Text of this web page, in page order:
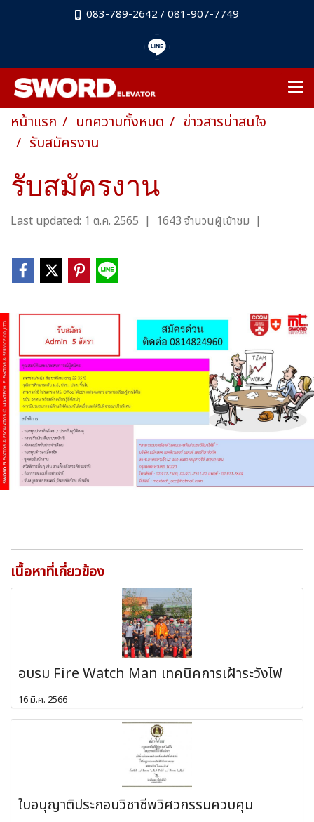
083-789-2642 / 081-907-7749
หน้าแรก บทความทั้งหมด
ข่าวสารน่าสนใจ
รับสมัครงาน
รับสมัครงาน
Last updated: 1 ต.ค. 2565 | 1643 จำนวนผู้เข้าชม |
เนื้อหาที่เกี่ยวข้อง
อบรม Fire Watch Man เทคนิคการเฝ้าระวังไฟ
16 มี.ค. 2566
ใบอนุญาติประกอบวิชาชีพวิศวกรรมควบคุม